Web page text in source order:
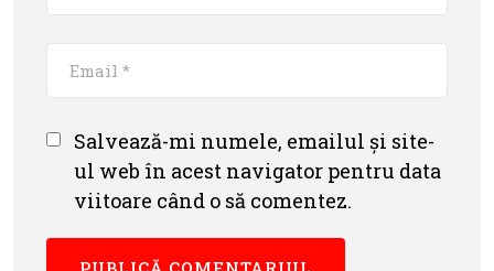
Salvează-mi numele, emailul și site-
ul web în acest navigator pentru data
viitoare când o să comentez.